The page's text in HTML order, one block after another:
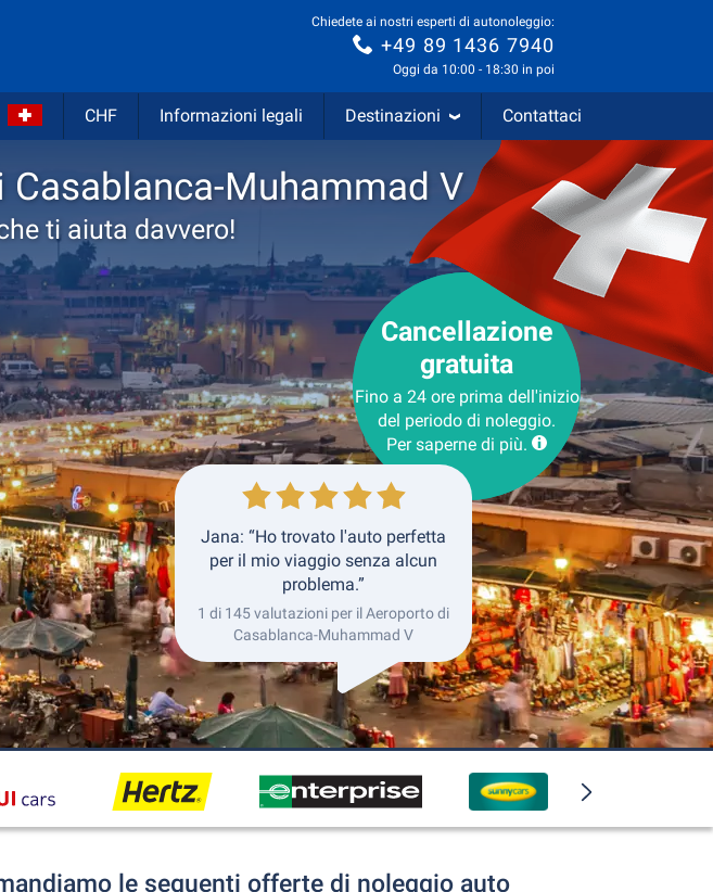
Chiedete ai nostri esperti di autonoleggio:
+49 89 1436 7940
Oggi da 10:00 - 18:30 in poi
CHF Informazioni legali Destinazioni Contattaci
Muhammad V
ti aiuta davvero!
Ritorno
Cancellazione
gratuita
Fino a 24 ore prima dell'inizio
del periodo di noleggio.
Per saperne di più.
Jana: “Ho trovato l'auto perfetta
per il mio viaggio senza alcun
problema.”
1 di 145 valutazioni per il Aeroporto di
Casablanca-Muhammad V
le seguenti offerte di noleggio auto